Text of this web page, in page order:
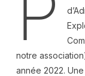
notre
année 2022.